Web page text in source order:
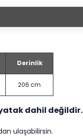
Derinlik
206 cm
dahil değildir.
ulaşabilirsin.